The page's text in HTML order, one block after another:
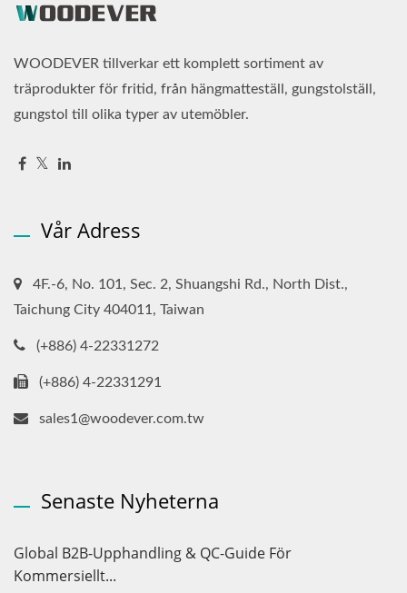
WOODEVER tillverkar ett komplett sortiment av
träprodukter för fritid, från hängmatteställ, gungstolställ,
gungstol till olika typer av utemöbler.
Vår Adress
4F.-6, No. 101, Sec. 2, Shuangshi Rd., North Dist.,
Taichung City 404011, Taiwan
(+886) 4-22331272
(+886) 4-22331291
sales1@woodever.com.tw
Senaste Nyheterna
Global B2B-Upphandling & QC-Guide För
Kommersiellt...